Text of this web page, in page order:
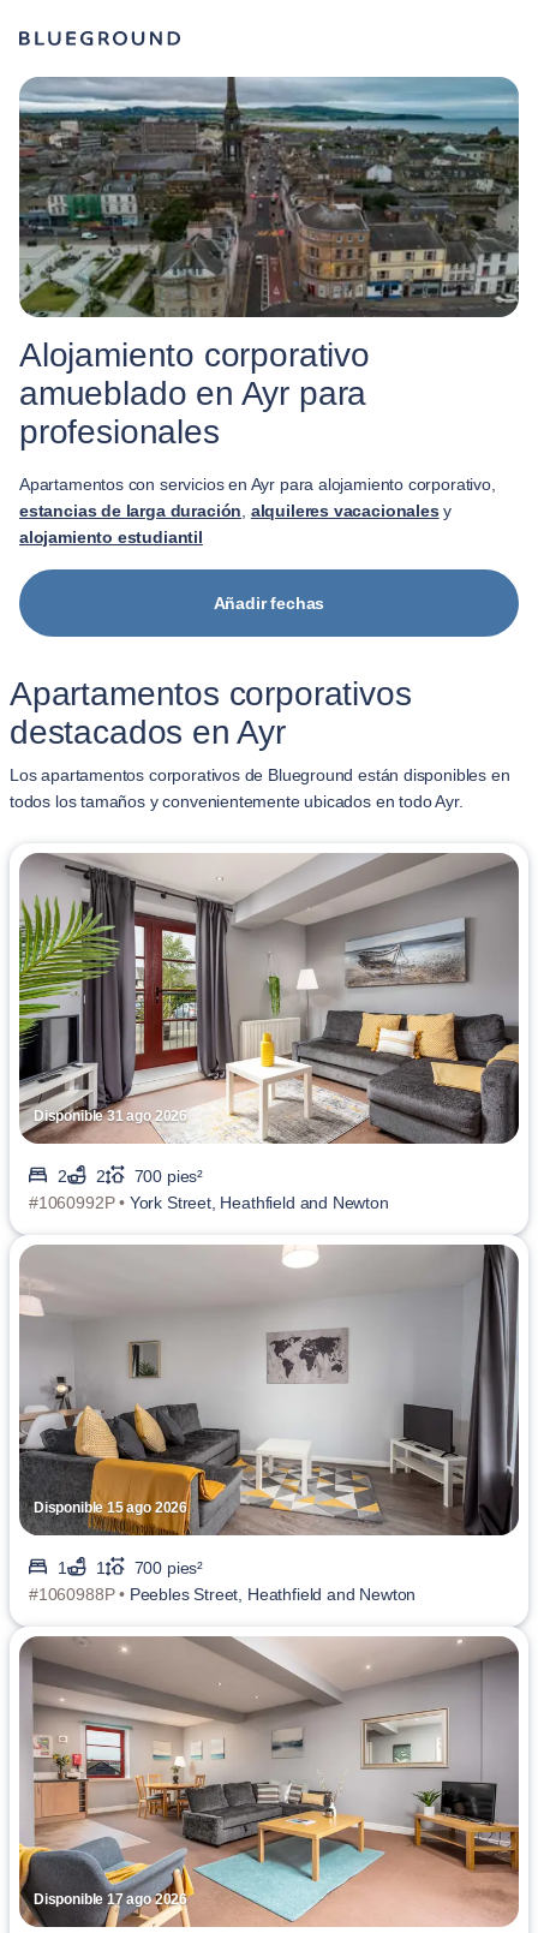
Alojamiento corporativo
amueblado en Ayr para
profesionales
Apartamentos con servicios en Ayr para alojamiento corporativo,
estancias de larga duración alquileres vacacionalesy
alojamiento estudiantil
Añadir fechas
Apartamentos corporativos
destacados en Ayr
Los apartamentos corporativos de Blueground están disponibles en
todos los tamaños y convenientemente ubicados en todo Ayr.
Disponible 31 ago 2026
2 2
700 pies²
#1060992P • York Street, Heathfield and Newton
Disponible 15 ago 2026
1 1
700 pies²
#1060988P • Peebles Street, Heathfield and Newton
Disponible 17 ago 2026